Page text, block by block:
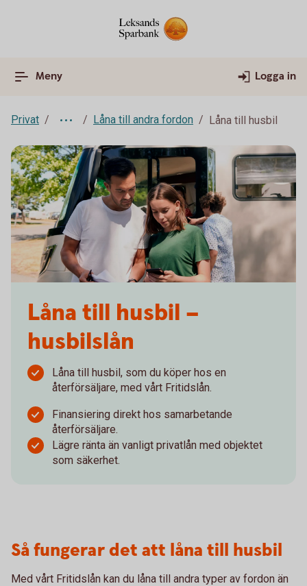
Meny Logga in
Privat Låna till andra fordon Låna till husbil
Låna till husbil –
husbilslån
Låna till husbil, som du köper hos en
återförsäljare, med vårt Fritidslån.
Finansiering direkt hos samarbetande
återförsäljare.
Lägre ränta än vanligt privatlån med objektet
som säkerhet.
Så fungerar det att låna till husbil
Med vårt Fritidslån kan du låna till andra typer av fordon än